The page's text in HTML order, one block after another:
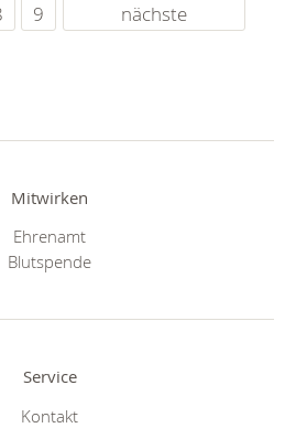
9 nächste
Mitwirken
Ehrenamt
Blutspende
Service
Kontakt